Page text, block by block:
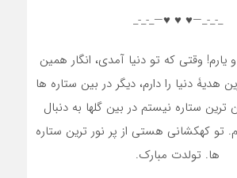
_-_-_—♥️ ♥️ ♥️—_-_-_
یارم! وقتی که تو دنیا آمدی، انگار همین
هدیۀ دنیا را دارم، دیگر در بین ستاره ها
ترین ستاره نیستم در بین گلها به دنبال
تو کهکشانی هستی از پر نور ترین ستاره
ها. تولدت مبارک.